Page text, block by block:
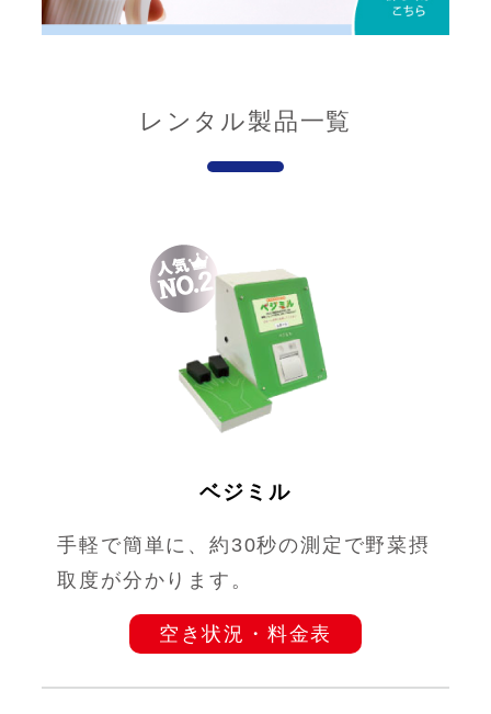
レンタル製品一覧
ベジミル
手軽で簡単に、約30秒の測定で野菜摂
取度が分かります。
空き状況・料金表